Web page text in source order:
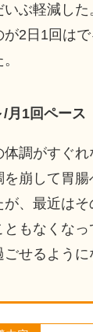
いぶ軽減し
が2日1回は
月1回ペース
体調がすぐ
を崩して胃腸
が、最近は
ともなくな
せるように